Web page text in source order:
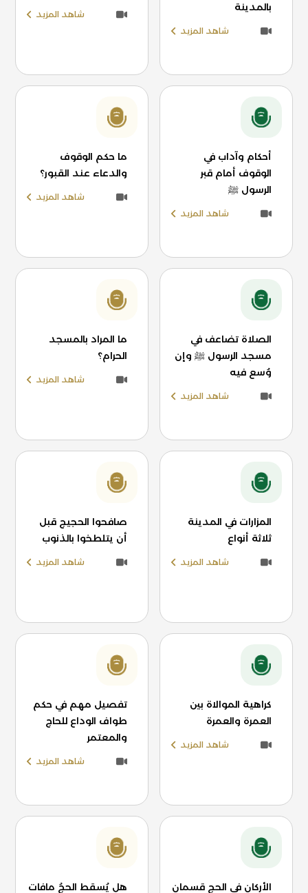
بالمدينة
شاهد المزيد
شاهد المزيد
أحكام وآداب في
الوقوف أمام قبر
الرسول ﷺ
شاهد المزيد
ما حكم الوقوف
والدعاء عند القبور؟
شاهد المزيد
الصلاة تضاعف في
مسجد الرسول ﷺ وإن
وُسع فيه
شاهد المزيد
ما المراد بالمسجد
الحرام؟
شاهد المزيد
المزارات في المدينة
ثلاثة أنواع
شاهد المزيد
صافحوا الحجيج قبل
أن يتلطخوا بالذنوب
شاهد المزيد
كراهية الموالاة بين
العمرة والعمرة
شاهد المزيد
تفصيل مهم في حكم
طواف الوداع للحاج
والمعتمر
شاهد المزيد
الأركان في الحج قسمان هل يُسقط الحجُ مافات